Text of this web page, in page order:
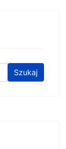
Szukaj